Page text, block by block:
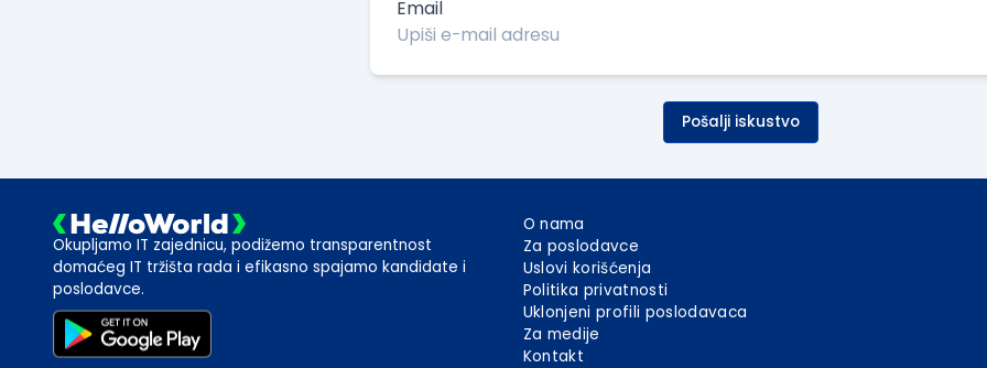
Email
Pošalji iskustvo
Okupljamo IT zajednicu, podižemo transparentnost
domaćeg IT tržišta rada i efikasno spajamo kandidate i
poslodavce.
O nama
Za poslodavce
Uslovi korišćenja
Politika privatnosti
Uklonjeni profili poslodavaca
Za medije
Kontakt